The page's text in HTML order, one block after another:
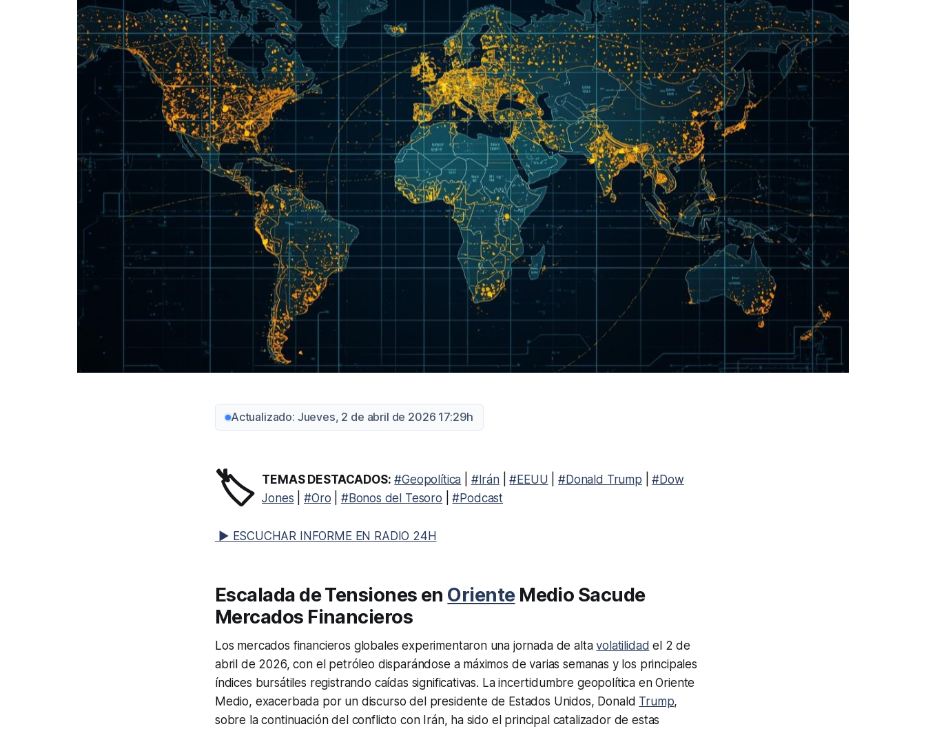
Actualizado: Jueves, 2 de abril de 2026 17:29h
🏷️ TEMAS DESTACADOS: #Geopolítica #Irán|#EEUU |#Donald Trump |#Dow
Jones |#Oro #Bonos del Tesoro |#Podcast
▶ ESCUCHAR INFORME EN RADIO 24H
Escalada de Tensiones en OrienteMedio Sacude
Mercados Financieros
Los mercados financieros globales experimentaron una jornada de altavolatilidad el 2 de
abril de 2026, con el petróleo disparándose a máximos de varias semanas y los principales
índices bursátiles registrando caídas significativas. La incertidumbre geopolítica en Oriente
Medio, exacerbada por un discurso del presidente de Estados Unidos, Donald Trump,
sobre la continuación del conflicto con Irán, ha sido el principal catalizador de estas